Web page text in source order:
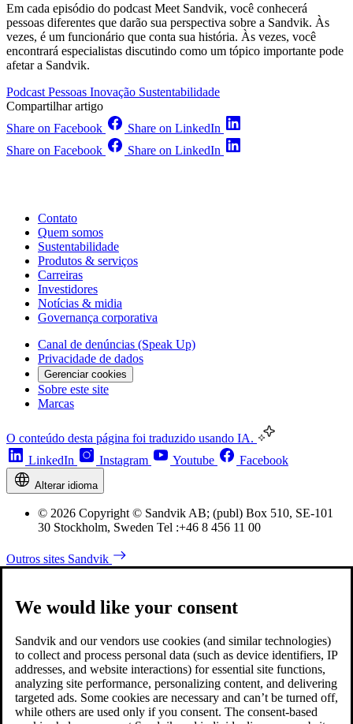
Em cada episódio do podcast Meet Sandvik, você conhecerá
pessoas diferentes que darão sua perspectiva sobre a Sandvik. Às
vezes, é um funcionário que conta sua história. Às vezes, você
encontrará especialistas discutindo como um tópico importante pode
afetar a Sandvik.
Podcast Pessoas Inovação Sustentabilidade
Compartilhar artigo
Share on Facebook
Share on LinkedIn
Share on Facebook
Share on LinkedIn
Contato
Quem somos
Sustentabilidade
Produtos & serviços
Carreiras
Investidores
Notícias & midia
Governança corporativa
Canal de denúncias (Speak Up)
Privacidade de dados
Gerenciar cookies
Sobre este site
Marcas
O conteúdo desta página foi traduzido usando IA.
LinkedIn
Instagram Youtube Facebook
Alterar idioma
© 2026 Copyright © Sandvik AB; (publ) Box 510, SE-101
30 Stockholm, Sweden Tel :+46 8 456 11 00
Outros sites Sandvik
We would like your consent
Sandvik and our vendors use cookies (and similar technologies)
to collect and process personal data (such as device identifiers, IP
addresses, and website interactions) for essential site functions,
analyzing site performance, personalizing content, and delivering
targeted ads. Some cookies are necessary and can’t be turned off,
while others are used only if you consent. The consent-based